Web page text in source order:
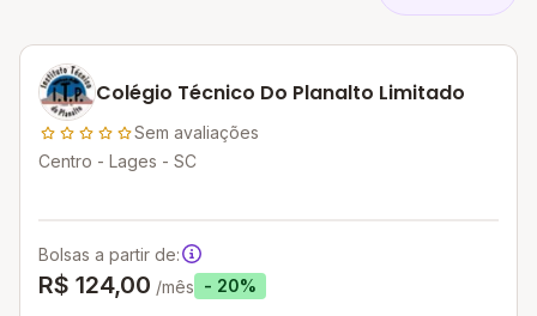
Colégio Técnico Do Planalto Limitado
Sem avaliações
Centro - Lages - SC
Bolsas a partir de:
R$ 124,00 /mês - 20%